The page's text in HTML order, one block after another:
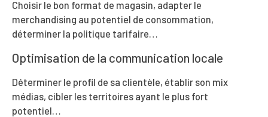
Choisir le bon format de magasin, adapter le
merchandising au potentiel de consommation,
déterminer la politique tarifaire…
Optimisation de la communication locale
Déterminer le profil de sa clientèle, établir son mix
médias, cibler les territoires ayant le plus fort
potentiel…